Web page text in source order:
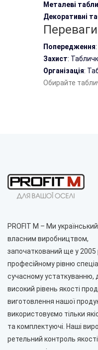
Металеві
Декоративні
Попередження
Захист:
Організація:
Обирайте
PROFIT M – Ми
власним виробництвом,
започаткований ще у 2005
професійному рівню
сучасному устаткуванню,
високий рівень якості
виготовлення нашої
використовуємо тільки
та комплектуючі. Наші
ретельний контроль